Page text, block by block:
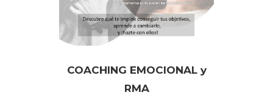
COACHING EMOCIONAL y
RMA